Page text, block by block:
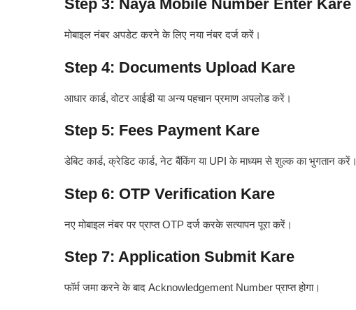
Step 3: Naya Mobile Number Enter Kare
मोबाइल नंबर अपडेट करने के लिए नया नंबर दर्ज करें।
Step 4: Documents Upload Kare
आधार कार्ड, वोटर आईडी या अन्य पहचान प्रमाण अपलोड करें।
Step 5: Fees Payment Kare
डेबिट कार्ड, क्रेडिट कार्ड, नेट बैंकिंग या UPI के माध्यम से शुल्क का भुगतान करें।
Step 6: OTP Verification Kare
नए मोबाइल नंबर पर प्राप्त OTP दर्ज करके सत्यापन पूरा करें।
Step 7: Application Submit Kare
फॉर्म जमा करने के बाद Acknowledgement Number प्राप्त होगा।